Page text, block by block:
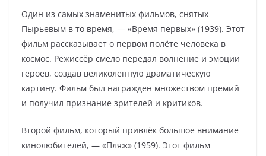
Один из самых знаменитых фильмов, снятых
Пырьевым в то время, — «Время первых» (1939). Этот
фильм рассказывает о первом полёте человека в
космос. Режиссёр смело передал волнение и эмоции
героев, создав великолепную драматическую
картину. Фильм был награжден множеством премий
и получил признание зрителей и критиков.
Второй фильм, который привлёк большое внимание
кинолюбителей, — «Пляж» (1959). Этот фильм